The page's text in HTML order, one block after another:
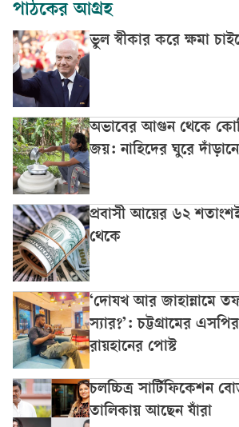
পাঠকের আগ্রহ
ভুল স্বীকার করে ক্ষমা
অভাবের আগুন থেকে
জয়: নাহিদের ঘুরে
প্রবাসী আয়ের ৬২
থেকে
‘দোযখ আর জাহান্নামে
স্যার?’: চট্টগ্রামের এসপির
রায়হানের পোস্ট
চলচ্চিত্র সার্টিফিকেশন
তালিকায় আছেন যাঁরা